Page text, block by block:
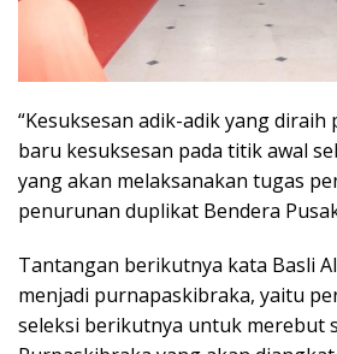
“Kesuksesan adik-adik yang diraih
baru kesuksesan pada titik awal
yang akan melaksanakan tugas
penurunan duplikat Bendera
Tantangan berikutnya kata Basli
menjadi purnapaskibraka, yaitu
seleksi berikutnya untuk merebut